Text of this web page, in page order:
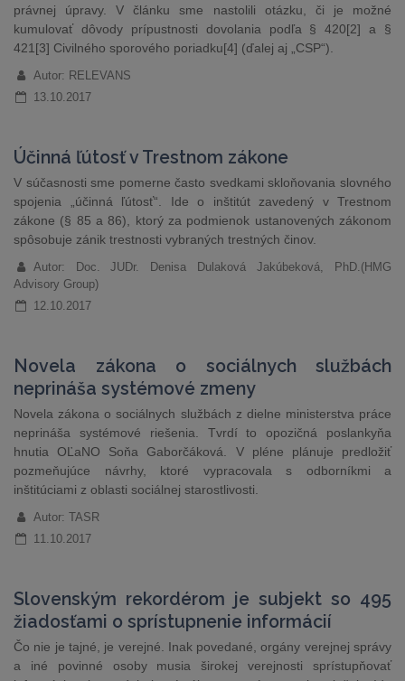
právnej úpravy. V článku sme nastolili otázku, či je možné
kumulovať dôvody prípustnosti dovolania podľa § 420[2] a §
421[3] Civilného sporového poriadku[4] (ďalej aj „CSP“).
Autor: RELEVANS
13.10.2017
Účinná ľútosť v Trestnom zákone
V súčasnosti sme pomerne často svedkami skloňovania slovného
spojenia „účinná ľútosť“. Ide o inštitút zavedený v Trestnom
zákone (§ 85 a 86), ktorý za podmienok ustanovených zákonom
spôsobuje zánik trestnosti vybraných trestných činov.
Autor: Doc. JUDr. Denisa Dulaková Jakúbeková, PhD.(HMG
Advisory Group)
12.10.2017
Novela zákona o sociálnych službách
neprináša systémové zmeny
Novela zákona o sociálnych službách z dielne ministerstva práce
neprináša systémové riešenia. Tvrdí to opozičná poslankyňa
hnutia OĽaNO Soňa Gaborčáková. V pléne plánuje predložiť
pozmeňujúce návrhy, ktoré vypracovala s odborníkmi a
inštitúciami z oblasti sociálnej starostlivosti.
Autor: TASR
11.10.2017
Slovenským rekordérom je subjekt so 495
žiadosťami o sprístupnenie informácií
Čo nie je tajné, je verejné. Inak povedané, orgány verejnej správy
a iné povinné osoby musia širokej verejnosti sprístupňovať